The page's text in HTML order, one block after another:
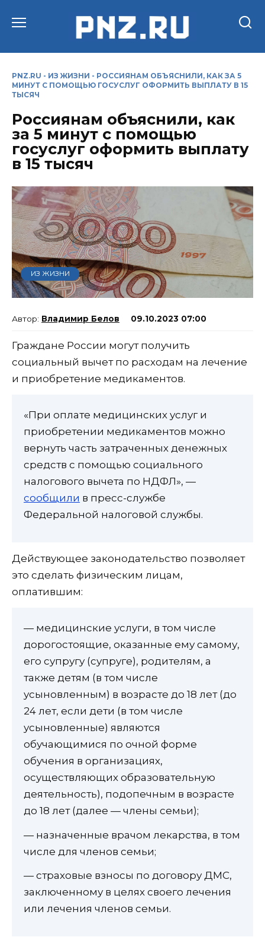
PNZ.RU - ИЗ ЖИЗНИ - РОССИЯНАМ ОБЪЯСНИЛИ, КАК ЗА 5
МИНУТ С ПОМОЩЬЮ ГОСУСЛУГ ОФОРМИТЬ ВЫПЛАТУ В 15
ТЫСЯЧ
Россиянам объяснили, как
за 5 минут с помощью
госуслуг оформить выплату
в 15 тысяч
ИЗ ЖИЗНИ
Владимир Белов 09.10.2023 07:00
Граждане России могут получить
социальный вычет по расходам на лечение
и приобретение медикаментов.
«При оплате медицинских услуг и
приобретении медикаментов можно
вернуть часть затраченных денежных
средств с помощью социального
налогового вычета по НДФЛ», —
сообщили в пресс-службе
Федеральной налоговой службы.
Действующее законодательство позволяет
это сделать физическим лицам,
оплатившим:
— медицинские услуги, в том числе
дорогостоящие, оказанные ему самому,
его супругу (супруге), родителям, а
также детям (в том числе
усыновленным) в возрасте до 18 лет (до
24 лет, если дети (в том числе
усыновленные) являются
обучающимися по очной форме
обучения в организациях,
осуществляющих образовательную
деятельность), подопечным в возрасте
до 18 лет (далее — члены семьи);
— назначенные врачом лекарства, в том
числе для членов семьи;
— страховые взносы по договору ДМС,
заключенному в целях своего лечения
или лечения членов семьи.